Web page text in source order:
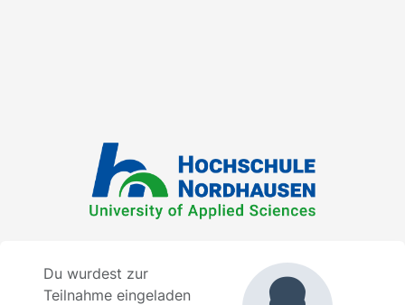
Du wurdest zur
Teilnahme eingeladen